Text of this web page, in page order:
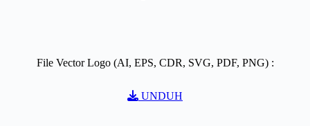
File Vector Logo (AI, EPS, CDR, SVG, PDF, PNG) :
UNDUH